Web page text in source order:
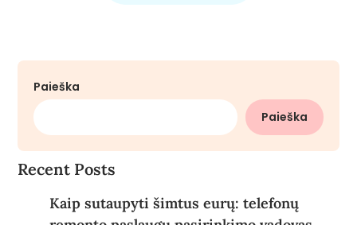
Paieška
Paieška
Recent Posts
Kaip sutaupyti šimtus eurų: telefonų